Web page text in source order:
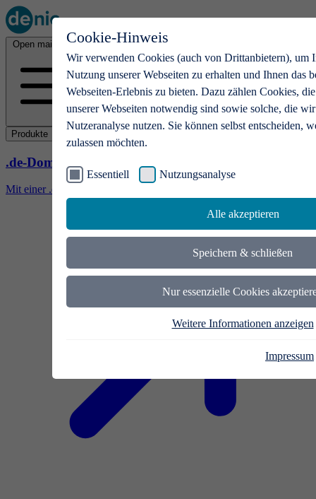
Cookie-Hinweis
Wir verwenden Cookies (auch von Drittanbietern), um
Nutzung unserer Webseiten zu erhalten und Ihnen das
Webseiten-Erlebnis zu bieten. Dazu zählen Cookies,
unserer Webseiten notwendig sind sowie solche, die
Nutzeranalyse nutzen. Sie können selbst entscheiden,
zulassen möchten.
Essentiell Nutzungsanalyse
Alle akzeptieren
Speichern & schließen
Nur essenzielle Cookies
Weitere Informationen anzeigen
Impressum
Open main menu
Produkte
.de-Domains
Mit einer .de-Domain erhalten Ideen eine Bühne